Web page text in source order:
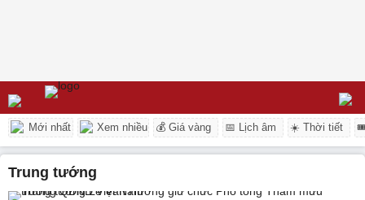
Mới nhất Xem nhiều 💰 Giá vàng 📅 Lịch âm ☀️ Thời tiết
trung tướng